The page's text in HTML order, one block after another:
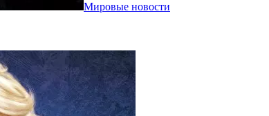
Мировые новости